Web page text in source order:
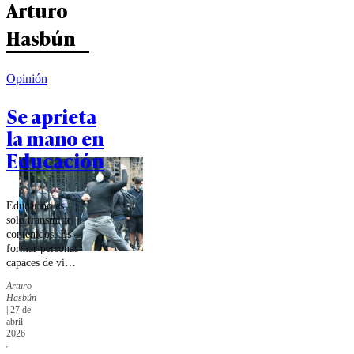
Arturo
Hasbún
Opinión
Se aprieta
la mano en
Educación
Educar no es
solo transmitir
contenidos. Es
formar personas
capaces de vivir
que exige
normas claras y
consecuencias
frente a su
incumplimiento.
Arturo
Hasbún
27 de
abril
2026